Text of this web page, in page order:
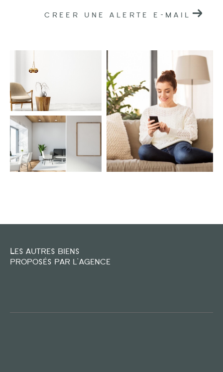
CREER UNE ALERTE E-MAIL
Les autres biens
proposés par l'agence
Surface
AFFINER LES CRITÈRES
TERRASSE PISCINE